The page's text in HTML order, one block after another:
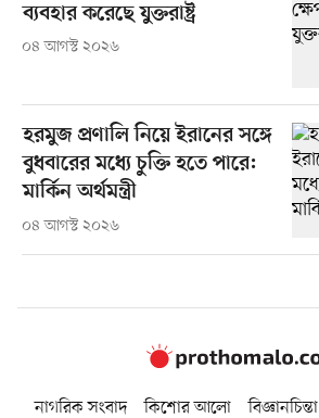
ব্যবহার করেছে যুক্তরাষ্ট্র
০৪ আগস্ট ২০২৬
হরমুজ প্রণালি নিয়ে ইরানের সঙ্গে
বুধবারের মধ্যে চুক্তি হতে পারে:
মার্কিন অর্থমন্ত্রী
০৪ আগস্ট ২০২৬
নাগরিক সংবাদ কিশোর আলো বিজ্ঞানচিন্তা